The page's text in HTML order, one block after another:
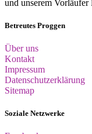
und unserem
Betreutes Proggen
Über uns
Kontakt
Impressum
Datenschutzerklärung
Sitemap
Soziale Netzwerke